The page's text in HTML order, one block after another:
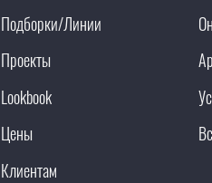
Подборки/Линии
Проекты
Lookbook
Цены
Клиентам